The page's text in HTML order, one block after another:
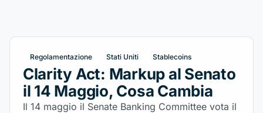
Regolamentazione Stati Uniti Stablecoins
Clarity Act: Markup al Senato
il 14 Maggio, Cosa Cambia
Il 14 maggio il Senate Banking Committee vota il